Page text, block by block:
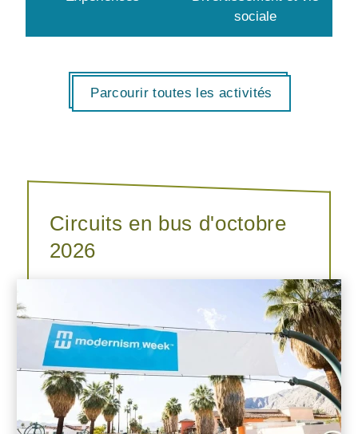
sociale
Parcourir toutes les activités
Circuits en bus d'octobre
2026